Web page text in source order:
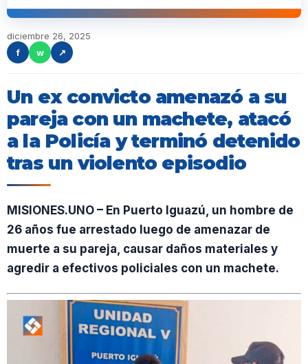
diciembre 26, 2025
f
w ↗
Un ex convicto amenazó a su
pareja con un machete, atacó
a la Policía y terminó detenido
tras un violento episodio
MISIONES.UNO – En Puerto Iguazú, un hombre de
26 años fue arrestado luego de amenazar de
muerte a su pareja, causar daños materiales y
agredir a efectivos policiales con un machete.